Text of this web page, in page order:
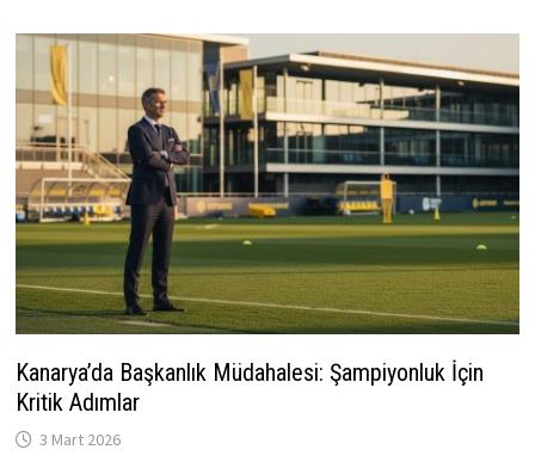
Kanarya’da Başkanlık Müdahalesi: Şampiyonluk İçin
Kritik Adımlar
3 Mart 2026